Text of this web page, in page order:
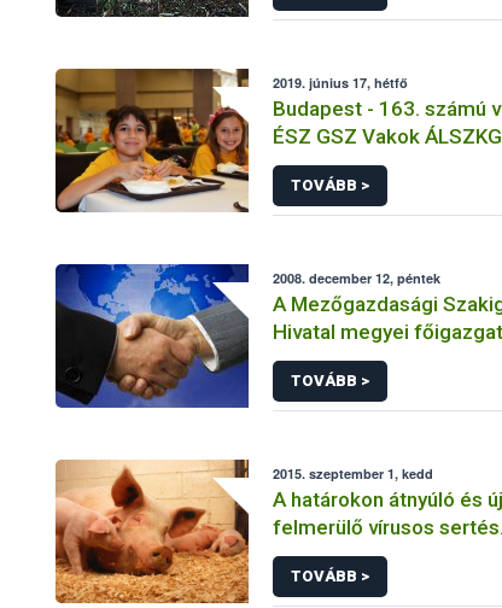
2019. június 17, hétfő
Budapest - 163. számú
ÉSZ GSZ Vakok
főző és tálalókonyha -
XIV.kerület
TOVÁBB >
2008. december 12, péntek
A Mezőgazdasági
Hivatal megyei
kinevezéseiket.
TOVÁBB >
2015. szeptember 1, kedd
A határokon átnyúló és
felmerülő vírusos sertés
megbetegedések
felügyelete Közép-
TOVÁBB >